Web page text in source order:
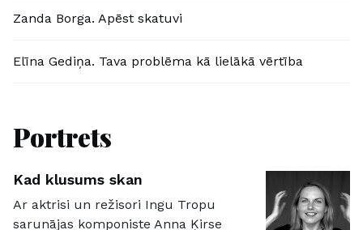
Zanda Borga. Apēst skatuvi
Elīna Gediņa. Tava problēma kā lielākā vērtība
Portrets
Kad klusums skan
Ar aktrisi un režisori Ingu Tropu
sarunājas komponiste Anna Ķirse